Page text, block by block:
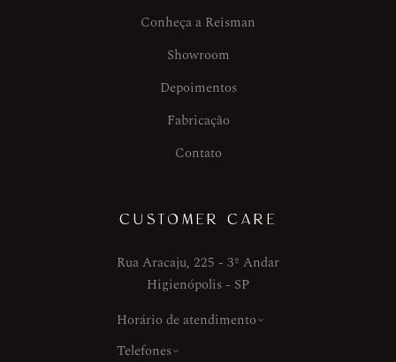
Conheça a Reisman
Showroom
Depoimentos
Fabricação
Contato
CUSTOMER CARE
Rua Aracaju, 225 - 3º Andar
Higienópolis - SP
Horário de atendimento
Telefones